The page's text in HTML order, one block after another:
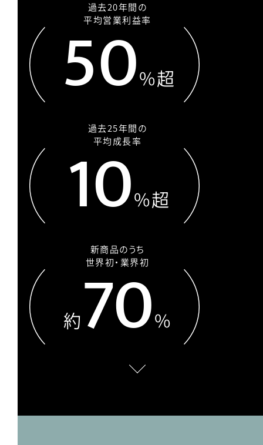
過去20年間の
平均営業利益率
50%超
過去25年間の
平均成長率
10%超
新商品のうち
世界初・業界初
約70%